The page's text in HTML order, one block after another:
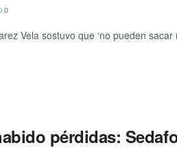
0
Vela sostuvo que ‘no pueden
pérdidas: